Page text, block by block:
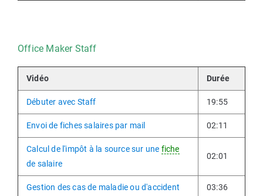
Office Maker Staff
Vidéo Durée
Débuter avec Staff 19:55
Envoi de fiches salaires par mail 02:11
Calcul de l'impôt à la source sur une fiche
de salaire
02:01
Gestion des cas de maladie ou d'accident 03:36